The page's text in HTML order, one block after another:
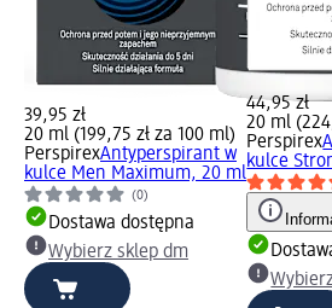
39,95 zł
20 ml (199,75 zł za 100 ml)
PerspirexAntyperspirant w
kulce Men Maximum, 20 ml
(0)
Dostawa dostępna
Wybierz sklep dm
44,95 zł
20 ml
Perspirex
kulce